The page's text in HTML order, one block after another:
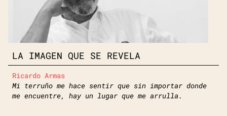
LA IMAGEN QUE SE REVELA
Ricardo Armas
Mi terruño me hace sentir que sin importar donde
me encuentre, hay un lugar que me arrulla.